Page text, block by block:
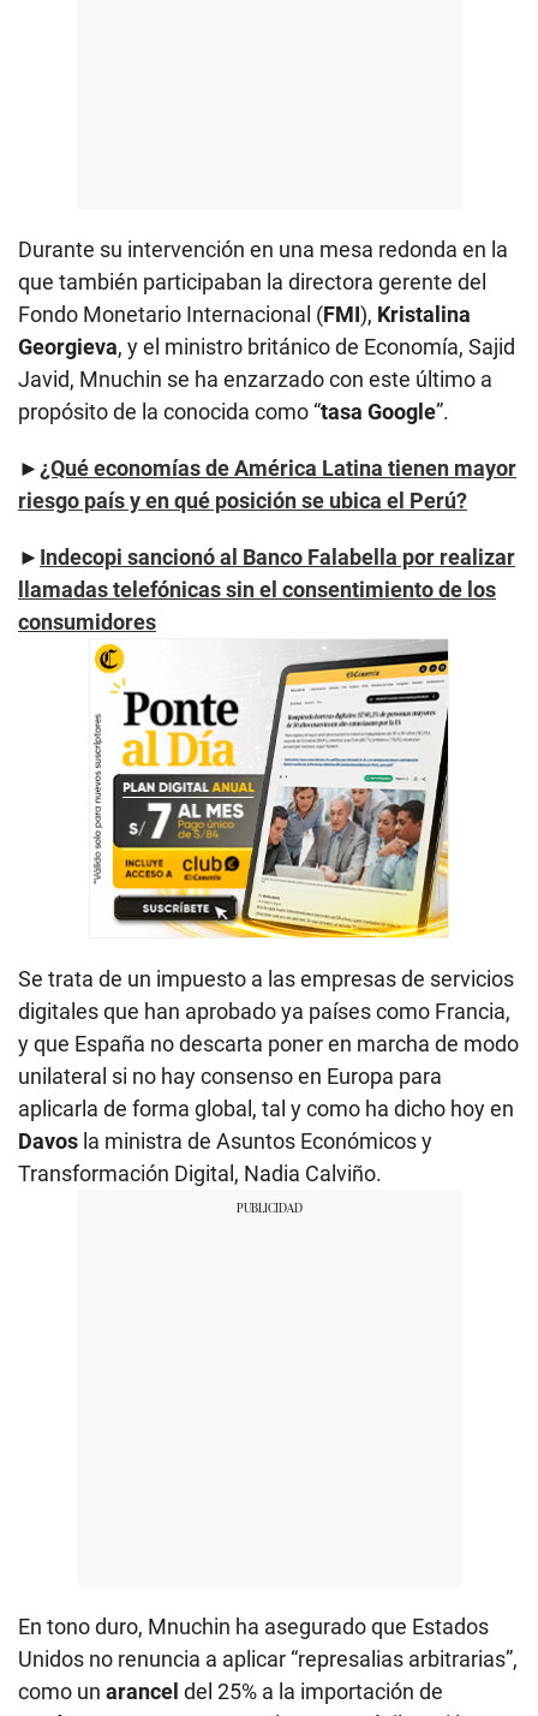
Durante su intervención en una mesa redonda en la
que también participaban la directora gerente del
Fondo Monetario Internacional (FMI), Kristalina
Georgieva, y el ministro británico de Economía, Sajid
Javid, Mnuchin se ha enzarzado con este último a
propósito de la conocida como “tasa Google”.
►¿Qué economías de América Latina tienen mayor
riesgo país y en qué posición se ubica el Perú?
► Indecopi sancionó al Banco Falabella por realizar
llamadas telefónicas sin el consentimiento de los
consumidores
Se trata de un impuesto a las empresas de servicios
digitales que han aprobado ya países como Francia,
y que España no descarta poner en marcha de modo
unilateral si no hay consenso en Europa para
aplicarla de forma global, tal y como ha dicho hoy en
Davos la ministra de Asuntos Económicos y
Transformación Digital, Nadia Calviño.
En tono duro, Mnuchin ha asegurado que Estados
Unidos no renuncia a aplicar “represalias arbitrarias”,
como un arancel del 25% a la importación de